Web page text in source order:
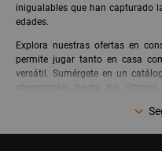
inigualables que han capturado
edades.
Explora nuestras ofertas en
permite jugar tanto en casa
versátil. Sumérgete en un
atemporales hasta los últimos